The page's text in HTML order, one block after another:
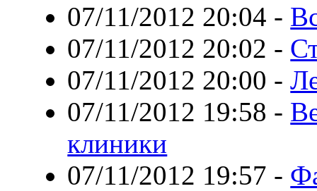
07/11/2012 20:04 -
07/11/2012 20:02 -
07/11/2012 20:00 -
07/11/2012 19:58 -
клиники
07/11/2012 19:57 -